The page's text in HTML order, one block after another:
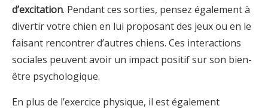
d’excitation. Pendant ces sorties, pensez également à
divertir votre chien en lui proposant des jeux ou en le
faisant rencontrer d’autres chiens. Ces interactions
sociales peuvent avoir un impact positif sur son bien-
être psychologique.
En plus de l’exercice physique, il est également